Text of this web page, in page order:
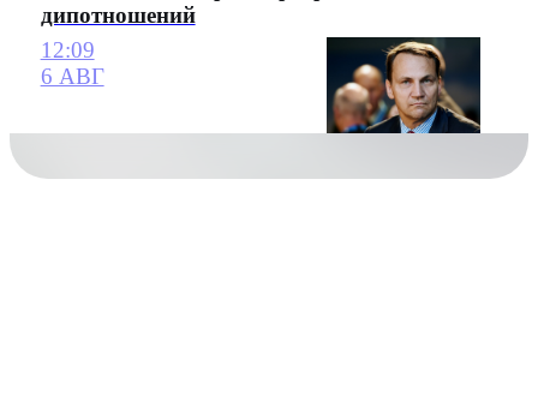
дипотношений
12:09
6 АВГ